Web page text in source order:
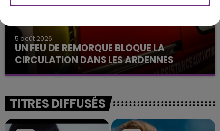
5 août 2026
UN FEU DE REMORQUE BLOQUE LA
CIRCULATION DANS LES ARDENNES
Un feu de remorque s'est déclaré ce mercredi en
TITRES DIFFUSÉS